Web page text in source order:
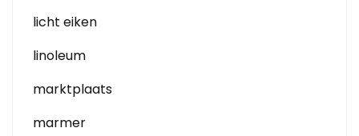
licht eiken
linoleum
marktplaats
marmer